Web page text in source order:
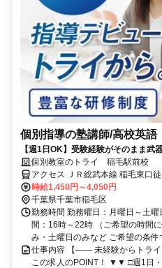
個別指導の塾講師/高校英語
【週1日OK】受験経験がそのまま武
ー 個別教室のトライ 稲毛駅前校
アクセス ＪＲ総武本線 稲毛東口
歩約10分、千葉都市モノレール２
23分
時給1,450円～4,050円
千葉県千葉市稲毛区
勤務時間 勤務曜日：月曜日～土
間：16時～22時 （ご希望の時間
み・土曜日のみなど ご希望の条件
仕事内容 【―― 未経験からトラ
この求人のPOINT！ ▼▼ □週1日